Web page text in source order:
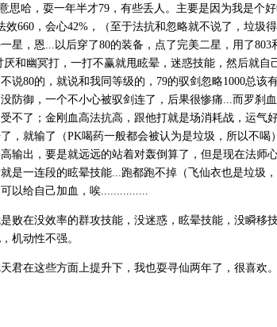
思哈，耍一年半才79，有些丢人。主要是因为我是个
效660，会心42%，（至于法抗和忽略就不说了，垃圾
星，恩...以后穿了80的装备，点了完美二星，用了803
和幽冥打，一打不赢就甩眩晕，迷惑技能，然后就自
说80的，就说和我同等级的，79的驭剑忽略1000总该
防御，一个不小心被驭剑连了，后果很惨痛...而罗刹
不了；金刚血高法抗高，跟他打就是场消耗战，运气
，就输了（PK喝药一般都会被认为是垃圾，所以不喝
输出，要是就远远的站着对轰倒算了，但是现在法师
是一连段的眩晕技能...跑都跑不掉（飞仙衣也是垃圾
以给自己加血，唉...............
败在没效率的群攻技能，没迷惑，眩晕技能，没瞬移
机动性不强。
君在这些方面上提升下，我也耍寻仙两年了，很喜欢